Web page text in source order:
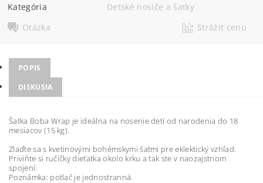
Kategória
Detské nosiče a šatky
Otázka
Strážiť cenu
POPIS
DISKUSIA
Šatka Boba Wrap je ideálna na nosenie detí od narodenia do 18
mesiacov (15 kg).
Zlaďte sa s kvetinovými bohémskymi šatmi pre eklektický vzhľad.
Priviňte si ručičky dieťatka okolo krku a tak ste v naozajstnom
spojení.
Poznámka: potlač je jednostranná.